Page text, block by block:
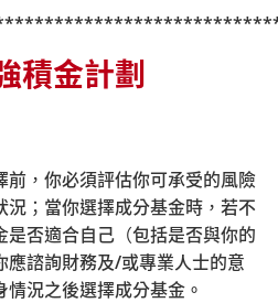
積金計劃
前，你必須評估你可承受的風險
況；當你選擇成分基金時，若不
是否適合自己（包括是否與你的
應諮詢財務及/或專業人士的意
況之後選擇成分基金。
積金易公司（尖沙咀郵政局郵
何一間積金易服務中心的投遞
號